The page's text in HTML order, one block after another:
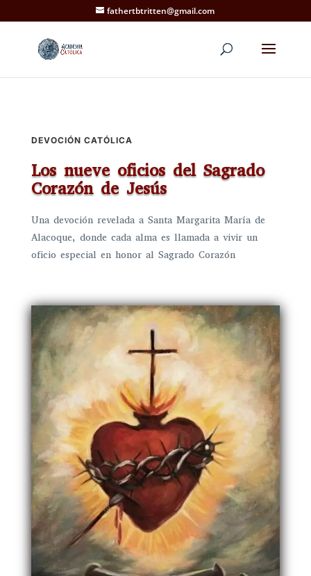
fathertbtritten@gmail.com
DEVOCIÓN CATÓLICA
Los nueve oficios del Sagrado
Corazón de Jesús
Una devoción revelada a Santa Margarita María de
Alacoque, donde cada alma es llamada a vivir un
oficio especial en honor al Sagrado Corazón